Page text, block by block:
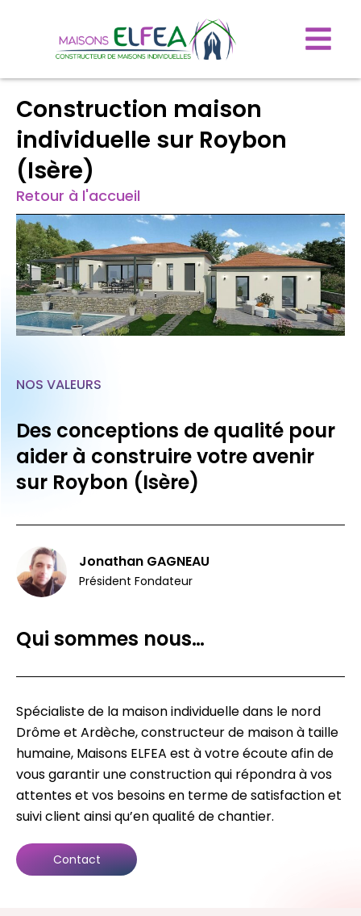
Construction maison
individuelle sur Roybon
(Isère)
Retour à l'accueil
Qui sommes nous…
Spécialiste de la maison individuelle dans le nord
Drôme et Ardèche, constructeur de maison à taille
humaine, Maisons ELFEA est à votre écoute afin de
vous garantir une construction qui répondra à vos
attentes et vos besoins en terme de satisfaction et
suivi client ainsi qu’en qualité de chantier.
Contact
NOS VALEURS
Des conceptions de qualité pour
aider à construire votre avenir
sur Roybon (Isère)
Jonathan GAGNEAU
Président Fondateur